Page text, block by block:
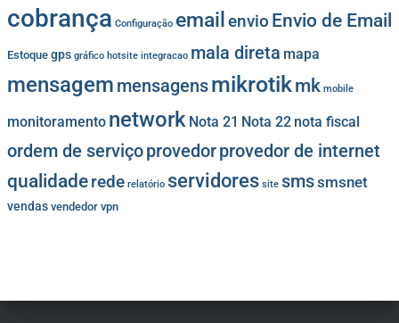
cobrança Configuração email envio Envio de Email
Estoque gps gráfico hotsite integracao mala direta mapa
mensagem mensagensmikrotikmk mobile
monitoramento network Nota 21 Nota 22 nota fiscal
ordem de serviçoprovedorprovedor de internet
qualidaderede relatório servidores site smssmsnet
vendas vendedor vpn